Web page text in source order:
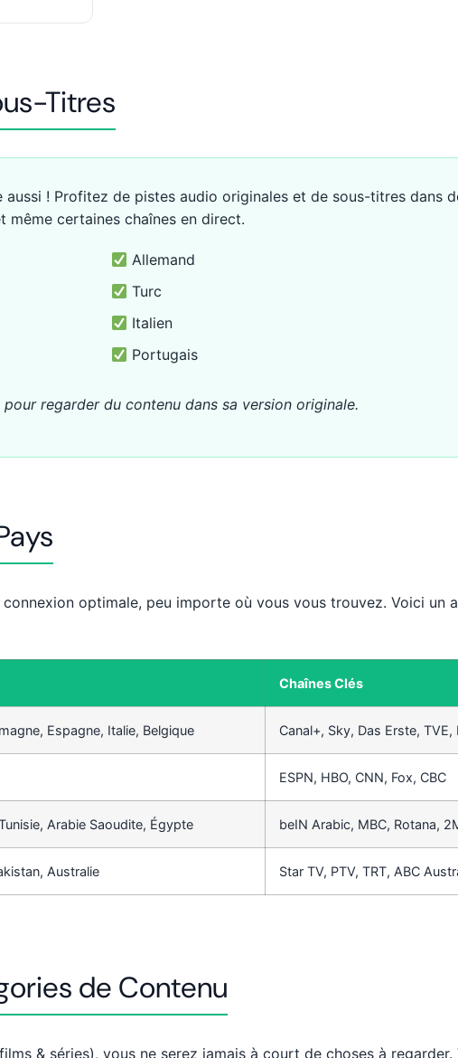
Titres
! Profitez de pistes audio originales et de sous-titres dans
même certaines chaînes en direct.
Allemand
Turc
Italien
Portugais
regarder du contenu dans sa version originale.
optimale, peu importe où vous vous trouvez. Voici un
Chaînes Clés
Espagne, Italie, Belgique Canal+, Sky, Das Erste, TVE,
ESPN, HBO, CNN, Fox, CBC
Arabie Saoudite, Égypte beIN Arabic, MBC, Rotana,
Australie Star TV, PTV, TRT, ABC
de Contenu
& séries), vous ne serez jamais à court de choses à regarder.